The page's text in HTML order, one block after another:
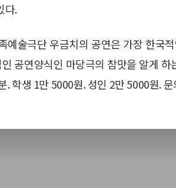
다.
예술극단 우금치의 공연은 가장 한국
공연양식인 마당극의 참맛을 알게 하
. 학생 1만 5000원. 성인 2만 5000원.